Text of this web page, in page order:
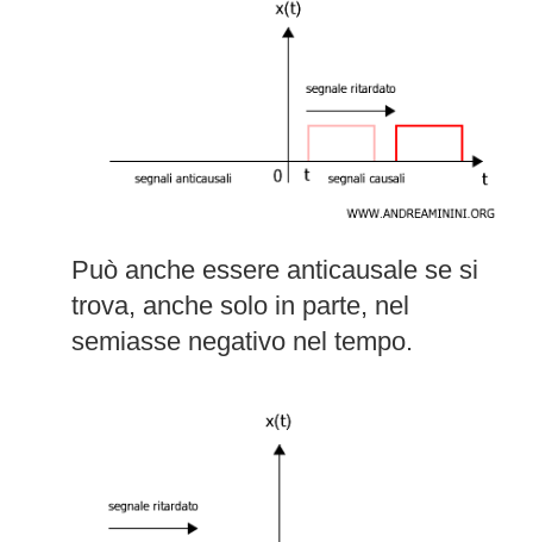
Può anche essere anticausale se si
trova, anche solo in parte, nel
semiasse negativo nel tempo.